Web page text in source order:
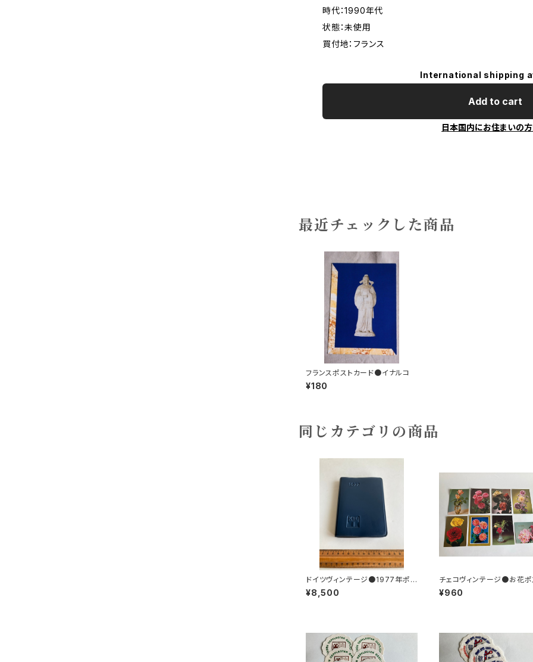
時代：1990年代
状態：未使用
買付地：フランス
International shipping
Add to cart
日本国内にお住まいの
最近チェックした商品
フランスポストカード●イナルコ
¥180
同じカテゴリの商品
ドイツヴィンテージ●1977年ポケ
ットカレンダーKDT手帳未使用D
DR
¥8,500
チェコヴィンテージ●お花ポ
カード8枚組
¥960